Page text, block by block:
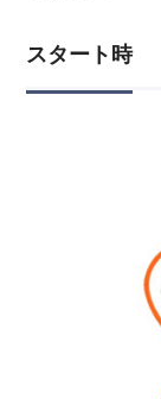
スタート時